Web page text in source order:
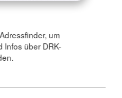
um
Infos über DRK-